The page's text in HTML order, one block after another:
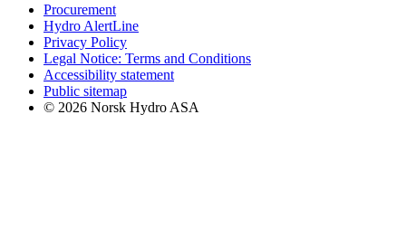
Procurement
Hydro AlertLine
Privacy Policy
Legal Notice: Terms and Conditions
Accessibility statement
Public sitemap
© 2026 Norsk Hydro ASA